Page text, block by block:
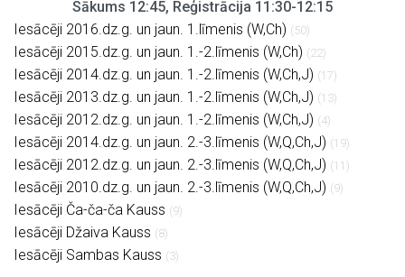
Sākums 12:45, Reģistrācija 11:30-12:15
Iesācēji 2016.dz.g. un jaun. 1.līmenis (W,Ch) (50)
Iesācēji 2015.dz.g. un jaun. 1.-2.līmenis (W,Ch) (22)
Iesācēji 2014.dz.g. un jaun. 1.-2.līmenis (W,Ch,J) (17)
Iesācēji 2013.dz.g. un jaun. 1.-2.līmenis (W,Ch,J) (13)
Iesācēji 2012.dz.g. un jaun. 1.-2.līmenis (W,Ch,J) (4)
Iesācēji 2014.dz.g. un jaun. 2.-3.līmenis (W,Q,Ch,J) (19)
Iesācēji 2012.dz.g. un jaun. 2.-3.līmenis (W,Q,Ch,J) (11)
Iesācēji 2010.dz.g. un jaun. 2.-3.līmenis (W,Q,Ch,J) (9)
Iesācēji Ča-ča-ča Kauss (9)
Iesācēji Džaiva Kauss (8)
Iesācēji Sambas Kauss (3)